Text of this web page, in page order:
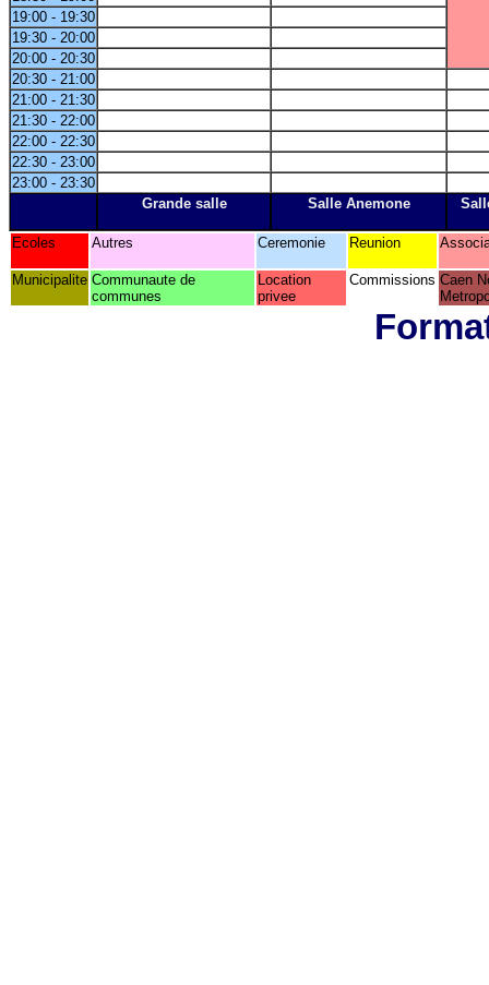
19:00 - 19:30
19:30 - 20:00
20:00 - 20:30
20:30 - 21:00
21:00 - 21:30
21:30 - 22:00
22:00 - 22:30
22:30 - 23:00
23:00 - 23:30
Grande salle
Salle Anemone
Ecoles Autres Ceremonie Reunion
Municipalite Communaute de
communes
Location
privee
Commissions Caen